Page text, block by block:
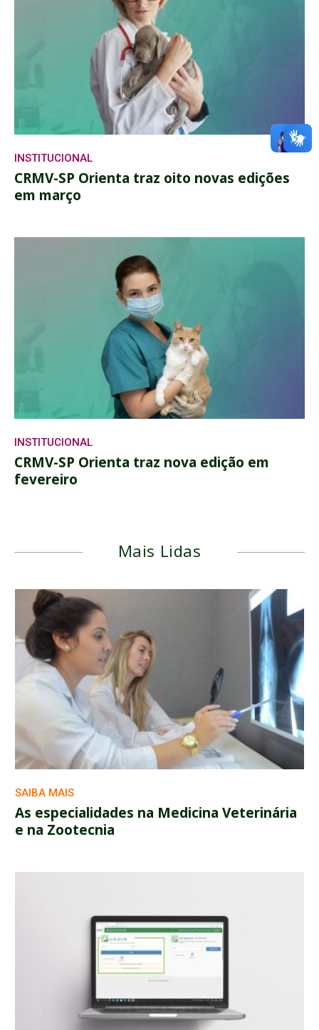
INSTITUCIONAL
CRMV-SP Orienta traz oito novas edições
em março
INSTITUCIONAL
CRMV-SP Orienta traz nova edição em
fevereiro
Mais Lidas
SAIBA MAIS
As especialidades na Medicina Veterinária
e na Zootecnia